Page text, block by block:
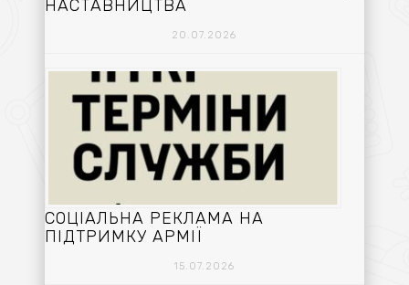
НАСТАВНИЦТВА
20.07.2026
СОЦІАЛЬНА РЕКЛАМА НА
ПІДТРИМКУ АРМІЇ
15.07.2026